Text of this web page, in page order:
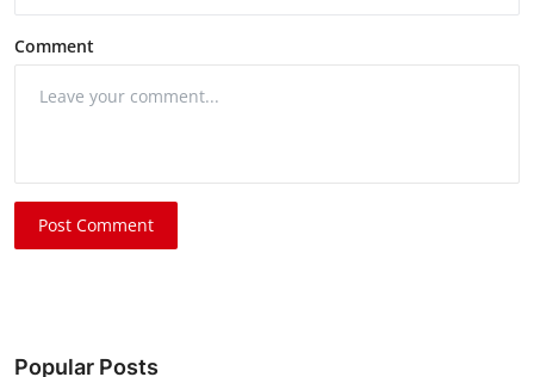
Comment
Post Comment
Popular Posts